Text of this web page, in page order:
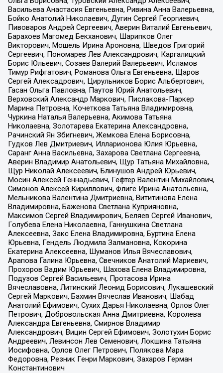
Васильева Анастасия Евгеньевна, Ривина Анна Валерьевна,
Бойко Анатолий Николаевич, Дугин Сергей Георгиевич,
Пивоваров Андрей Сергеевич, Аверин Виталий Евгеньевич,
Барахоев Магомед Бекханович, Шарипков Олег
Викторович, Мошель Ирина Ароновна, Шведов Григорий
Сергеевич, Пономарев Лев Александрович, Каргалицкий
Борис Юльевич, Созаев Валерий Валерьевич, Исламов
Тимур Рифгатович, Романова Ольга Евгеньевна, Щаров
Сергей Алексадрович, Цирульников Борис Альбертович,
Гасан Ольга Павловна, Паутов Юрий Анатольевич,
Верховский Александр Маркович, Пислакова-Паркер
Марина Петровна, Кочеткова Татьяна Владимировна,
Чуркина Наталья Валерьевна, Акимова Татьяна
Николаевна, Золотарева Екатерина Александровна,
Рачинский Ян Збигневич, Жемкова Елена Борисовна,
Гудков Лев Дмитриевич, Илларионова Юлия Юрьевна,
Саранг Анна Васильевна, Захарова Светлана Сергеевна,
Аверин Владимир Анатольевич, Щур Татьяна Михайловна,
Щур Николай Алексеевич, Блинушов Андрей Юрьевич,
Мосин Алексей Геннадьевич, Гефтер Валентин Михайлович,
Симонов Алексей Кириллович, Флиге Ирина Анатольевна,
Мельникова Валентина Дмитриевна, Вититинова Елена
Владимировна, Баженова Светлана Куприяновна,
Максимов Сергей Владимирович, Беляев Сергей Иванович,
Голубева Елена Николаевна, Ганнушкина Светлана
Алексеевна, Закс Елена Владимировна, Буртина Елена
Юрьевна, Гендель Людмила Залмановна, Кокорина
Екатерина Алексеевна, Шуманов Илья Вячеславович,
Арапова Галина Юрьевна, Свечников Анатолий Мариевич,
Прохоров Вадим Юрьевич, Шахова Елена Владимировна,
Подузов Сергей Васильевич, Протасова Ирина
Вячеславовна, Литинский Леонид Борисович, Лукашевский
Сергей Маркович, Бахмин Вячеслав Иванович, Шабад
Анатолий Ефимович, Сухих Дарья Николаевна, Орлов Олег
Петрович, Добровольская Анна Дмитриевна, Королева
Александра Евгеньевна, Смирнов Владимир
Александрович, Вицин Сергей Ефимович, Золотухин Борис
Андреевич, Левинсон Лев Семенович, Локшина Татьяна
Иосифовна, Орлов Олег Петрович, Полякова Мара
Федоровна, Резник Генри Маркович, Захаров Герман
Константинович